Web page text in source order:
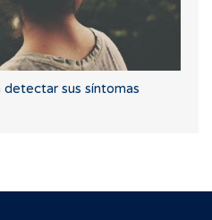
sus síntomas